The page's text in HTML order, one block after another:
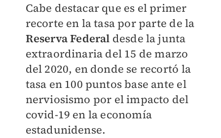
Cabe destacar que es el primer
recorte en la tasa por parte de la
Reserva Federal desde la junta
extraordinaria del 15 de marzo
del 2020, en donde se recortó la
tasa en 100 puntos base ante el
nerviosismo por el impacto del
covid-19 en la economía
estadunidense.